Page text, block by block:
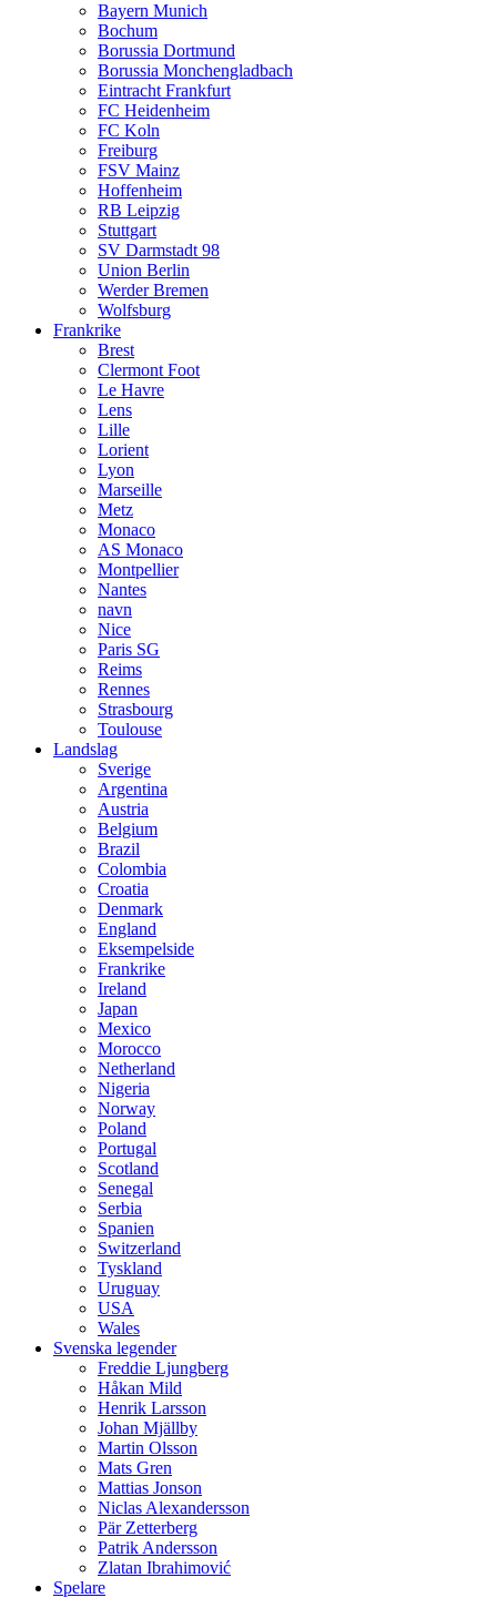
Bayern Munich
Bochum
Borussia Dortmund
Borussia Monchengladbach
Eintracht Frankfurt
FC Heidenheim
FC Koln
Freiburg
FSV Mainz
Hoffenheim
RB Leipzig
Stuttgart
SV Darmstadt 98
Union Berlin
Werder Bremen
Wolfsburg
Frankrike
Brest
Clermont Foot
Le Havre
Lens
Lille
Lorient
Lyon
Marseille
Metz
Monaco
AS Monaco
Montpellier
Nantes
navn
Nice
Paris SG
Reims
Rennes
Strasbourg
Toulouse
Landslag
Sverige
Argentina
Austria
Belgium
Brazil
Colombia
Croatia
Denmark
England
Eksempelside
Frankrike
Ireland
Japan
Mexico
Morocco
Netherland
Nigeria
Norway
Poland
Portugal
Scotland
Senegal
Serbia
Spanien
Switzerland
Tyskland
Uruguay
USA
Wales
Svenska legender
Freddie Ljungberg
Håkan Mild
Henrik Larsson
Johan Mjällby
Martin Olsson
Mats Gren
Mattias Jonson
Niclas Alexandersson
Pär Zetterberg
Patrik Andersson
Zlatan Ibrahimović
Spelare